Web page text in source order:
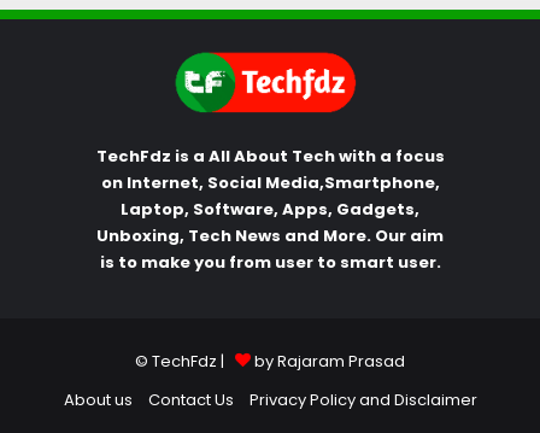
TechFdz is a All About Tech with a focus
on Internet, Social Media,Smartphone,
Laptop, Software, Apps, Gadgets,
Unboxing, Tech News and More. Our aim
is to make you from user to smart user.
© TechFdz |
by Rajaram Prasad
About us
Contact Us
Privacy Policy and Disclaimer